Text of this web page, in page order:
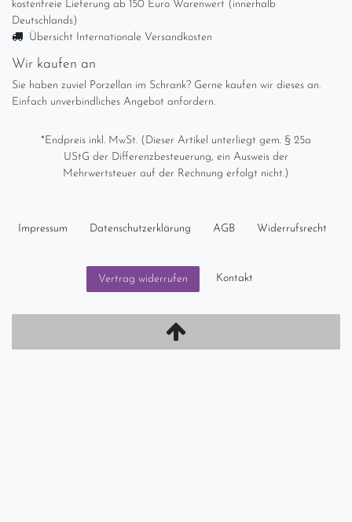
kostenfreie Lieferung ab 150 Euro Warenwert (innerhalb
Deutschlands)
Übersicht Internationale Versandkosten
Wir kaufen an
Sie haben zuviel Porzellan im Schrank? Gerne kaufen wir dieses an.
Einfach unverbindliches Angebot anfordern.
*Endpreis inkl. MwSt. (Dieser Artikel unterliegt gem. § 25a
UStG der Differenzbesteuerung, ein Ausweis der
Mehrwertsteuer auf der Rechnung erfolgt nicht.)
Impressum Daten­schutz­erklärung AGB Widerrufs­recht
Vertrag widerrufen Kontakt